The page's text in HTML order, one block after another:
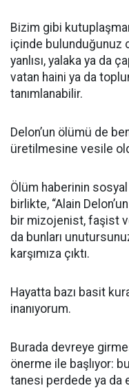
Bizim gibi
içinde bulunduğunuz
yanlısı, yalaka ya da
vatan haini ya da
tanımlanabilir.
Delon’un ölümü de
üretilmesine vesile
Ölüm haberinin sosyal
birlikte, “Alain
bir mizojenist, faşist
da bunları
karşımıza çıktı.
Hayatta bazı basit
inanıyorum.
Burada devreye
önerme ile başlıyor:
tanesi perdede ya da